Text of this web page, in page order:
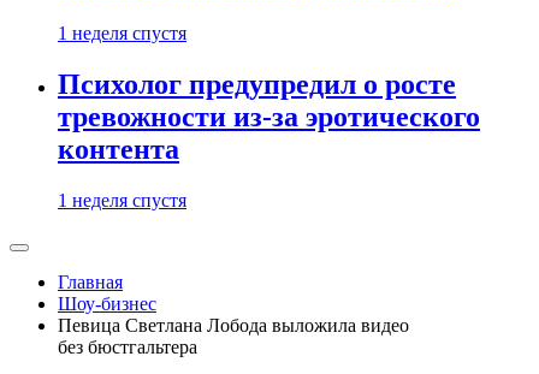
1 неделя спустя
Психолог предупредил о росте
тревожности из-за эротического
контента
1 неделя спустя
Главная
Шоу-бизнес
Певица Светлана Лобода выложила видео
без бюстгальтера